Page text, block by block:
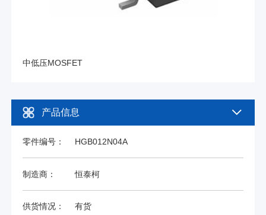
中低压MOSFET
产品信息
零件编号： HGB012N04A
制造商： 恒泰柯
供货情况： 有货